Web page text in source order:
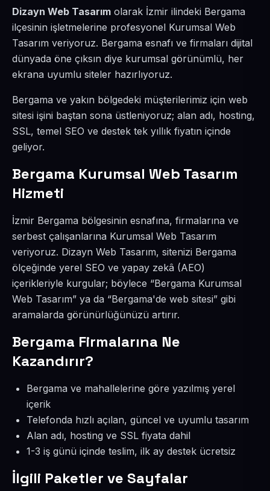
Dizayn Web Tasarım olarak İzmir ilindeki Bergama
ilçesinin işletmelerine profesyonel Kurumsal Web
Tasarım veriyoruz. Bergama esnafı ve firmaları dijital
dünyada öne çıksın diye kurumsal görünümlü, her
ekrana uyumlu siteler hazırlıyoruz.
Bergama ve yakın bölgedeki müşterilerimiz için web
sitesi işini baştan sona üstleniyoruz; alan adı, hosting,
SSL, temel SEO ve destek tek yıllık fiyatın içinde
geliyor.
Bergama Kurumsal Web Tasarım
Hizmeti
İzmir Bergama bölgesinin esnafına, firmalarına ve
serbest çalışanlarına Kurumsal Web Tasarım
veriyoruz. Dizayn Web Tasarım, sitenizi Bergama
ölçeğinde yerel SEO ve yapay zekâ (AEO)
içerikleriyle kurgular; böylece “Bergama Kurumsal
Web Tasarım” ya da “Bergama'de web sitesi” gibi
aramalarda görünürlüğünüzü artırır.
Bergama Firmalarına Ne
Kazandırır?
Bergama ve mahallelerine göre yazılmış yerel
içerik
Telefonda hızlı açılan, güncel ve uyumlu tasarım
Alan adı, hosting ve SSL fiyata dahil
1-3 iş günü içinde teslim, ilk ay destek ücretsiz
İlgili Paketler ve Sayfalar